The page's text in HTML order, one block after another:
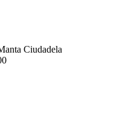
Ciudadela